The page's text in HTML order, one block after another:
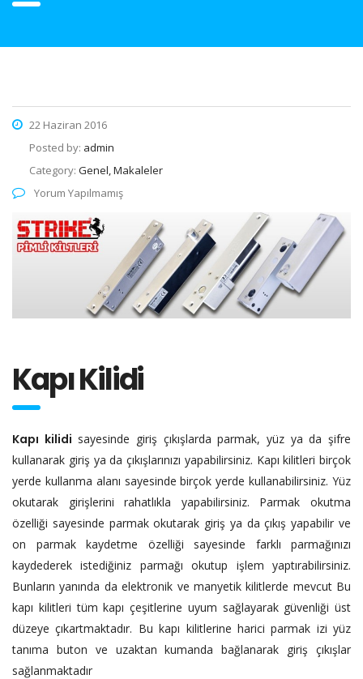
22 Haziran 2016
Posted by: admin
Category: Genel, Makaleler
Yorum Yapılmamış
Kapı Kilidi
Kapı kilidi sayesinde giriş çıkışlarda parmak, yüz ya da şifre
kullanarak giriş ya da çıkışlarınızı yapabilirsiniz. Kapı kilitleri birçok
yerde kullanma alanı sayesinde birçok yerde kullanabilirsiniz. Yüz
okutarak girişlerini rahatlıkla yapabilirsiniz. Parmak okutma
özelliği sayesinde parmak okutarak giriş ya da çıkış yapabilir ve
on parmak kaydetme özelliği sayesinde farklı parmağınızı
kaydederek istediğiniz parmağı okutup işlem yaptırabilirsiniz.
Bunların yanında da elektronik ve manyetik kilitlerde mevcut Bu
kapı kilitleri tüm kapı çeşitlerine uyum sağlayarak güvenliği üst
düzeye çıkartmaktadır. Bu kapı kilitlerine harici parmak izi yüz
tanıma buton ve uzaktan kumanda bağlanarak giriş çıkışlar
sağlanmaktadır